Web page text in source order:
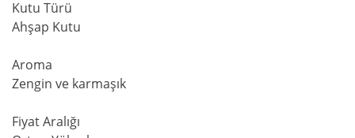
Kutu Türü
Ahşap Kutu
Aroma
Zengin ve karmaşık
Fiyat Aralığı